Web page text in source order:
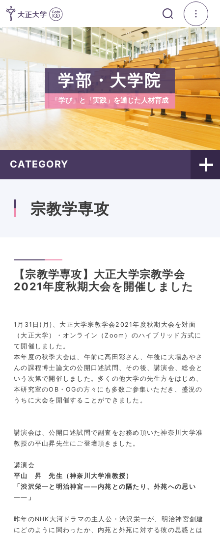
学部・大学院
「学び」と「実践」を通じた人材育成
CATEGORY
宗教学専攻
【宗教学専攻】大正大学宗教学会
2021年度秋期大会を開催しました
1月31日(月)、大正大学宗教学会2021年度秋期大会を対面
（大正大学）・オンライン（Zoom）のハイブリッド方式に
て開催しました。
本年度の秋季大会は、午前に髙田彩さん、午後に大場あやさ
んの課程博士論文の公開口述試問、その後、講演会、総会と
いう次第で開催しました。多くの他大学の先生方をはじめ、
本研究室のOB・OGの方々にも多数ご参集いただき、盛況の
うちに大会を開催することができました。
講演会は、公開口述試問で副査をお務め頂いた神奈川大学准
教授の平山昇先生にご登壇頂きました。
講演会
平山 昇 先生（神奈川大学准教授）
「渋沢栄一と明治神宮――内苑との隔たり、外苑への思い
――」
昨年のNHK大河ドラマの主人公・渋沢栄一が、明治神宮創建
にどのように関わったか、内苑と外苑に対する彼の思惑とは